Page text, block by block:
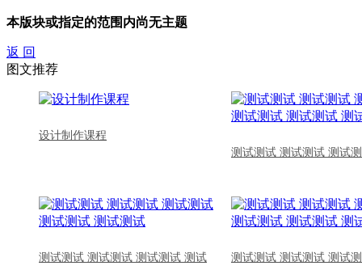
本版块或指定的范围内尚无主题
返 回
图文推荐
设计制作课程
测试测试 测试测试 测试
测试测试 测试测试 测试测试 测试 测试测试 测试测试 测试